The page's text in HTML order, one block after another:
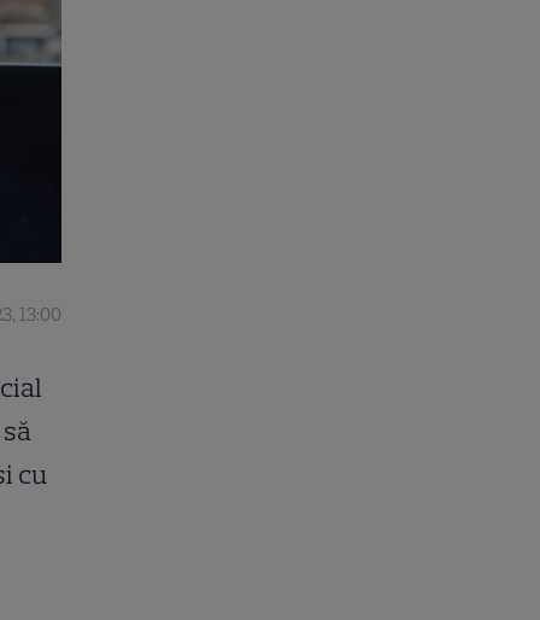
13:00
cu